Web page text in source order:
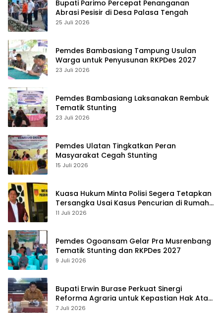
Bupati Parimo Percepat Penanganan
Abrasi Pesisir di Desa Palasa Tengah
25 Juli 2026
Pemdes Bambasiang Tampung Usulan
Warga untuk Penyusunan RKPDes 2027
23 Juli 2026
Pemdes Bambasiang Laksanakan Rembuk
Tematik Stunting
23 Juli 2026
Pemdes Ulatan Tingkatkan Peran
Masyarakat Cegah Stunting
15 Juli 2026
Kuasa Hukum Minta Polisi Segera Tetapkan
Tersangka Usai Kasus Pencurian di Rumah
Anggota Dewan Bantul di Sigi Naik
11 Juli 2026
Pemdes Ogoansam Gelar Pra Musrenbang
Tematik Stunting dan RKPDes 2027
9 Juli 2026
Bupati Erwin Burase Perkuat Sinergi
Reforma Agraria untuk Kepastian Hak Atas
Tanah bagi Masyarakat
7 Juli 2026